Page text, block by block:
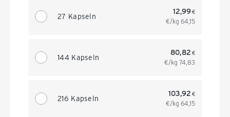
27 Kapseln
12,99 €
€/kg 64,15
144 Kapseln
80,82 €
€/kg 74,83
216 Kapseln
103,92 €
€/kg 64,15